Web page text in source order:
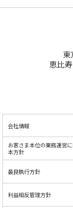
恵比
会社情報
お客さま本位の業務運営
本方針
最良執行方針
利益相反管理方針